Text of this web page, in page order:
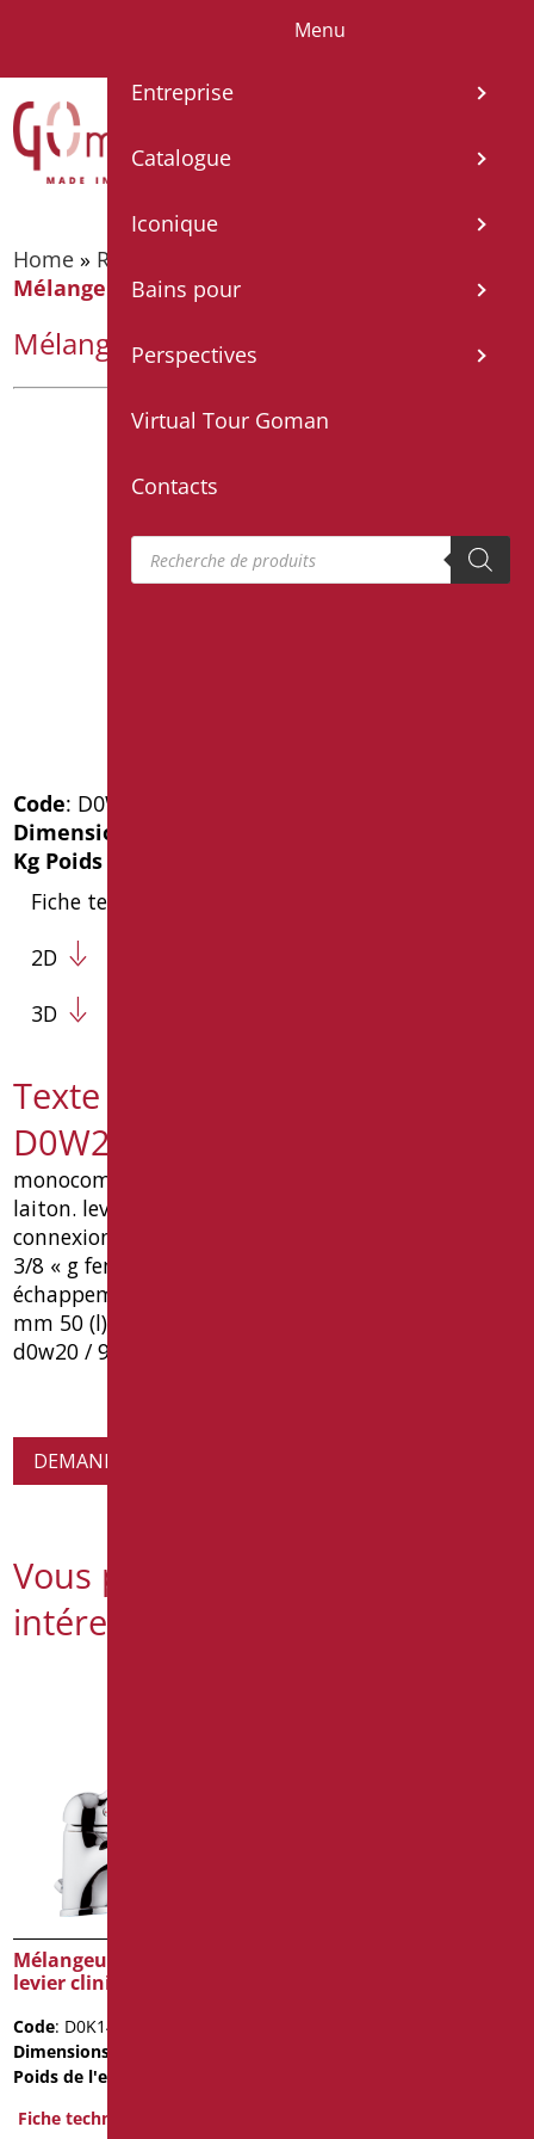
IT EN
Home » Robinetterie
Mélangeur bidet chromé complet
Mélangeur bidet chromé complet
Code: D0W20/99
Dimensions
Kg Poids de l'emballage
Fiche technique
2D
3D
Texte de spécification
D0W20/99
monocommande bidet, avec tuba réglable, en
laiton. levier cartouche de disque ceramique. .
connexions de l'eau avec flexible aspiration inox
3/8 « g female matériel de fixation, avec
échappement saltarello et joint inclus dimensions
mm 50 (l) x 130 (p) x 125 (h) type:. goman article
d0w20 / 99
DEMANDE D'INFORMATIONS SUR LES PRODUITS
Vous pourriez également être
intéressé par
Mélangeur chromé avec
levier clinique et bec long
Code: D0K14L/99
Dimensions
Poids de l'emballage
Fiche technique
Menu
Entreprise
Catalogue
Iconique
Bains pour
Perspectives
Virtual Tour Goman
Contacts
Recherche de produits